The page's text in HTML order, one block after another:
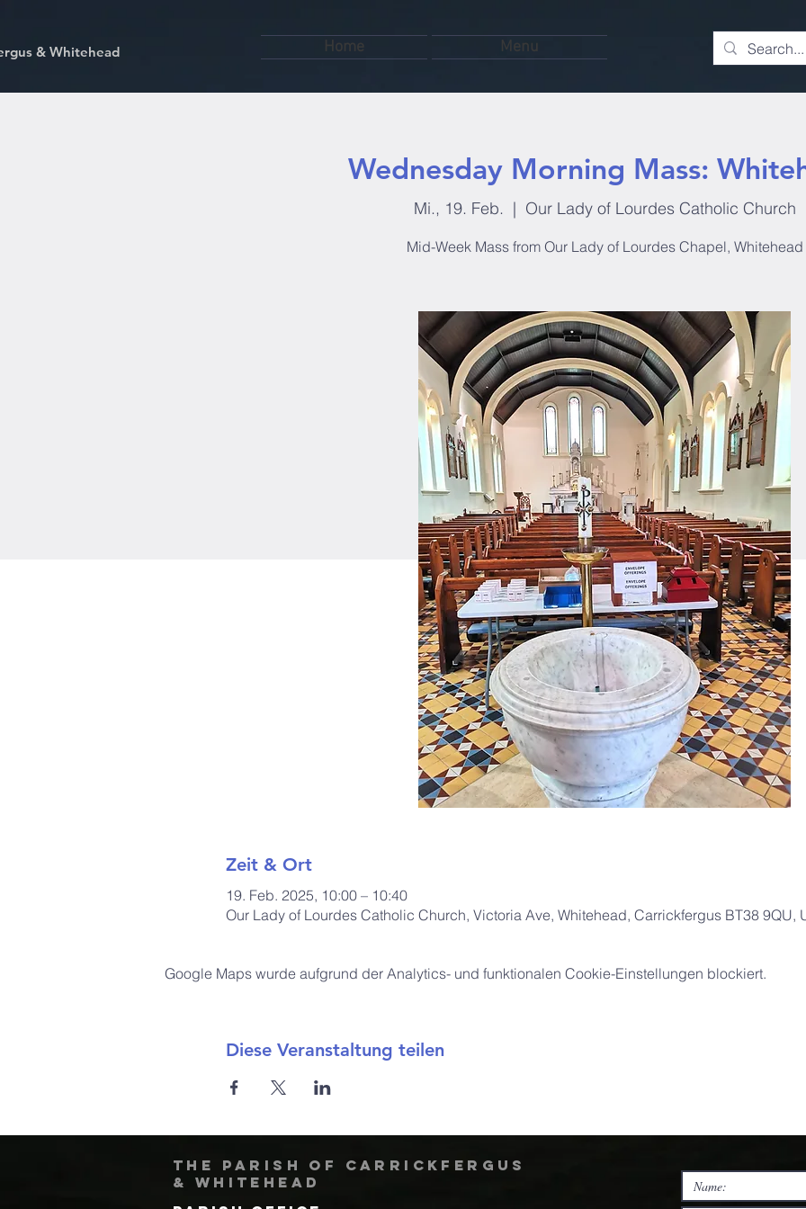
& Whitehead Home Menu
Wednesday Morning Mass:
Mi., 19. Feb.
  |
Our Lady of Lourdes Catholic Church
Mid-Week Mass from Our Lady of Lourdes Chapel, Whitehead
Zeit & Ort
19. Feb. 2025, 10:00 – 10:40
Our Lady of Lourdes Catholic Church, Victoria Ave, Whitehead, Carrickfergus BT38 9QU,
Google Maps wurde aufgrund der Analytics- und funktionalen Cookie-Einstellungen blockiert.
Diese Veranstaltung teilen
The Parish of Carrickfergus
& Whitehead